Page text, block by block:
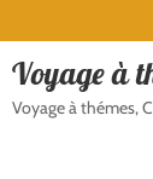
Voyage à
Voyage à thémes,